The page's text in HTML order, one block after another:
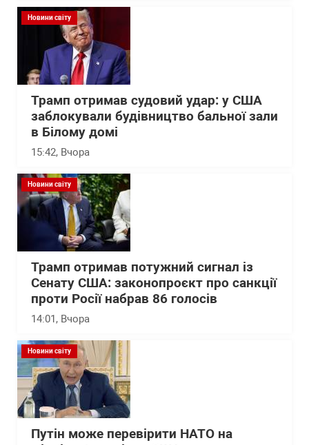
Новини світу
Трамп отримав судовий удар: у США
заблокували будівництво бальної зали
в Білому домі
15:42, Вчора
Новини світу
Трамп отримав потужний сигнал із
Сенату США: законопроєкт про санкції
проти Росії набрав 86 голосів
14:01, Вчора
Новини світу
Путін може перевірити НАТО на